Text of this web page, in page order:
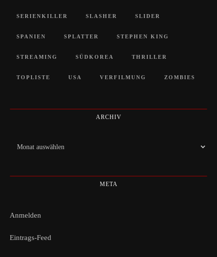
SERIENKILLER SLASHER SLIDER
SPANIEN SPLATTER STEPHEN KING
STREAMING SÜDKOREA THRILLER
TOPLISTE USA VERFILMUNG ZOMBIES
ARCHIV
Archiv
META
Anmelden
Eintrags-Feed